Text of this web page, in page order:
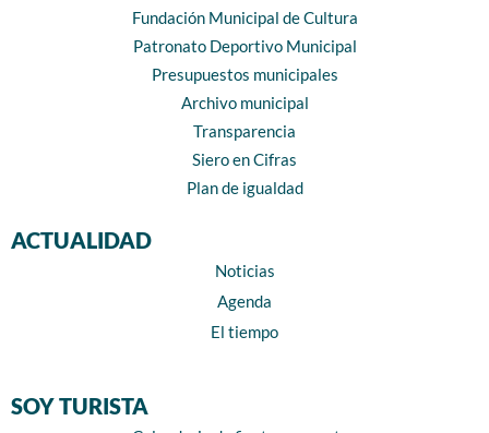
Fundación Municipal de Cultura
Patronato Deportivo Municipal
Presupuestos municipales
Archivo municipal
Transparencia
Siero en Cifras
Plan de igualdad
ACTUALIDAD
Noticias
Agenda
El tiempo
SOY TURISTA